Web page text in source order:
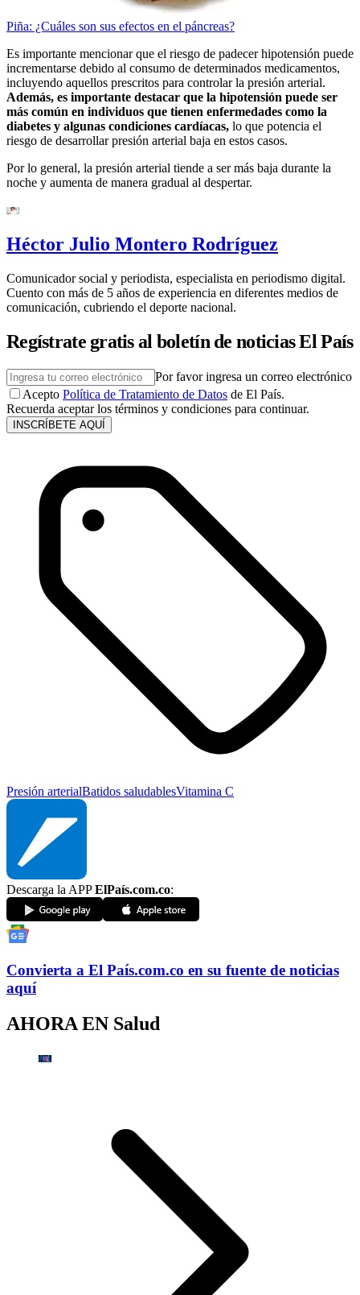
Piña: ¿Cuáles son sus efectos en el páncreas?
Es importante mencionar que el riesgo de padecer hipotensión puede
incrementarse debido al consumo de determinados medicamentos,
incluyendo aquellos prescritos para controlar la presión arterial.
Además, es importante destacar que la hipotensión puede ser
más común en individuos que tienen enfermedades como la
diabetes y algunas condiciones cardíacas, lo que potencia el
riesgo de desarrollar presión arterial baja en estos casos.
Por lo general, la presión arterial tiende a ser más baja durante la
noche y aumenta de manera gradual al despertar.
Héctor Julio Montero Rodríguez
Comunicador social y periodista, especialista en periodismo digital.
Cuento con más de 5 años de experiencia en diferentes medios de
comunicación, cubriendo el deporte nacional.
Regístrate gratis al boletín de noticias El País
Por favor ingresa un correo electrónico
Acepto Política de Tratamiento de Datos de El País.
Recuerda aceptar los términos y condiciones para continuar.
INSCRÍBETE AQUÍ
Presión arterialBatidos saludablesVitamina C
Descarga la APPElPaís.com.co:
Convierta a El País.com.co en su fuente de noticias
aquí
AHORA EN Salud